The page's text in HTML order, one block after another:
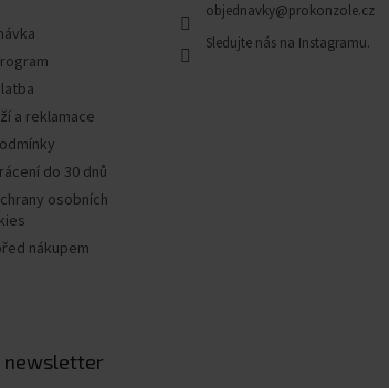
a reklamace
do 30 dnů
osobních
nákupem
objednavky@prokonzole.cz
newsletter